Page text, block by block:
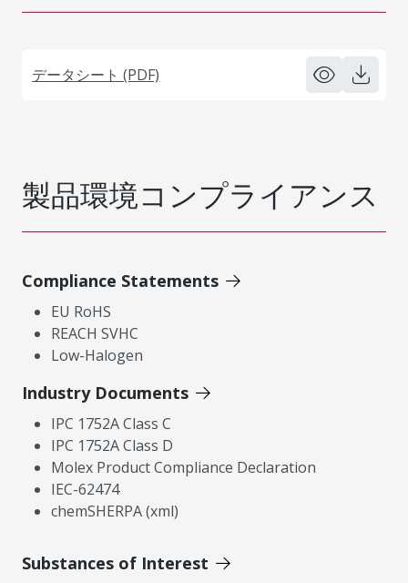
データシート (PDF)
製品環境コンプライアンス
Compliance Statements
EU RoHS
REACH SVHC
Low-Halogen
Industry Documents
IPC 1752A Class C
IPC 1752A Class D
Molex Product Compliance Declaration
IEC-62474
chemSHERPA (xml)
Substances of Interest